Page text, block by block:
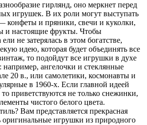
гирлянд, оно меркнет перед
игрушек. В их роли могут выступать
конфеты и пряники, свечи и куколки,
и настоящие фрукты. Чтобы
ели не затерялась в этом богатстве,
идею, которая будет объединять все
то подойдут все игрушки в духе
например, ангелочки и стеклянные
20 в., или самолетики, космонавты и
в 1960-х. Если главной идеей
то приветствуются не только снежинки,
чистого белого цвета.
Вам представляется прекрасная
оригинальные игрушки из природного